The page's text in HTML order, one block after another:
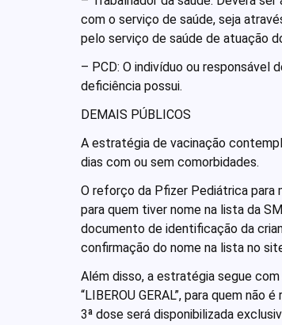
com o serviço de saúde, seja
pelo serviço de saúde de atuação
– PCD: O indivíduo ou responsável
deficiência possui.
DEMAIS PÚBLICOS
A estratégia de vacinação
dias com ou sem comorbidades.
O reforço da Pfizer Pediátrica para
para quem tiver nome na lista da
documento de identificação da
confirmação do nome na lista no
Além disso, a estratégia segue
“LIBEROU GERAL”, para quem
3ª dose será disponibilizada